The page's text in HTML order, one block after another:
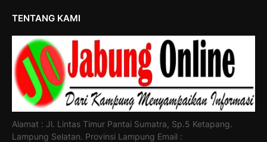
TENTANG KAMI
Alamat : Jl. Lintas Timur Pantai Sumatra, Sp.5 Ketapang.
Lampung Selatan. Provinsi Lampung Email :